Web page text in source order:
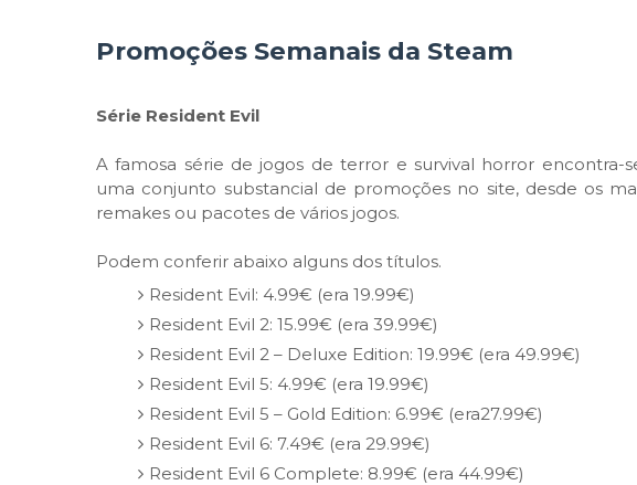
Promoções Semanais da Steam
Série Resident Evil
A famosa série de jogos de terror e survival horror encontra-
uma conjunto substancial de promoções no site, desde os
remakes ou pacotes de vários jogos.
Podem conferir abaixo alguns dos títulos.
Resident Evil: 4.99€ (era 19.99€)
Resident Evil 2: 15.99€ (era 39.99€)
Resident Evil 2 – Deluxe Edition: 19.99€ (era 49.99€)
Resident Evil 5: 4.99€ (era 19.99€)
Resident Evil 5 – Gold Edition: 6.99€ (era27.99€)
Resident Evil 6: 7.49€ (era 29.99€)
Resident Evil 6 Complete: 8.99€ (era 44.99€)